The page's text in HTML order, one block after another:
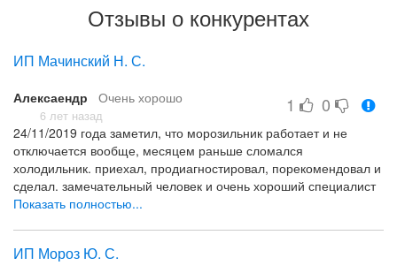
Отзывы о конкурентах
ИП Мачинский Н. С.
Алексаендр Очень хорошо
6 лет назад 1 0
24/11/2019 года заметил, что морозильник работает и не
отключается вообще, месяцем раньше сломался
холодильник. приехал, продиагностировал, порекомендовал и
сделал. замечательный человек и очень хороший специалист
все просто отлично, рекомендую
нет
Показать полностью...
ИП Мороз Ю. С.